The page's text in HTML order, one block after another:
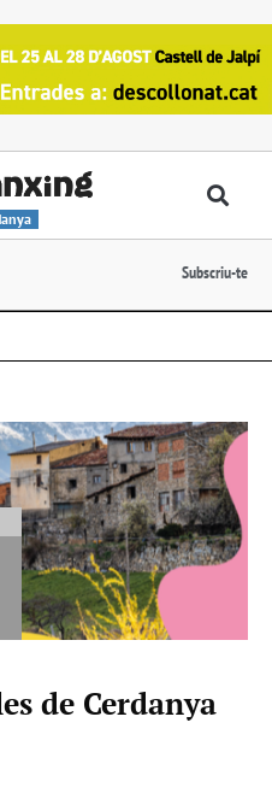
Subscriu-te
de Cerdanya